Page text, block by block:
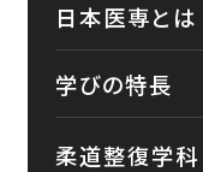
日本医専とは
学びの特長
柔道整復学科